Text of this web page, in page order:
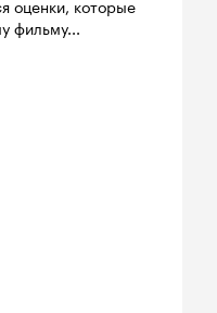
оценки, которые
фильму...